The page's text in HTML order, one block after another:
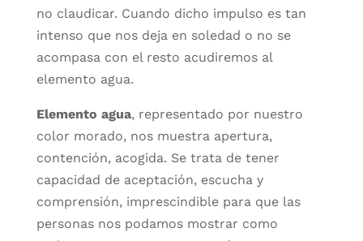
no claudicar. Cuando dicho impulso es tan
intenso que nos deja en soledad o no se
acompasa con el resto acudiremos al
elemento agua.
Elemento agua, representado por nuestro
color morado, nos muestra apertura,
contención, acogida. Se trata de tener
capacidad de aceptación, escucha y
comprensión, imprescindible para que las
personas nos podamos mostrar como